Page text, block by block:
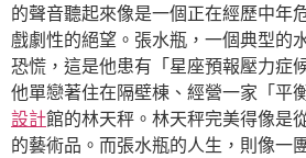
的聲音聽起來像是一個正在經歷中年
戲劇性的絕望。張水瓶，一個典型的
恐慌，這是他患有「星座預報壓力症
他單戀著住在隔壁棟、經營一家「平
設計館的林天秤。林天秤完美得像是
的藝術品。而張水瓶的人生，則像一